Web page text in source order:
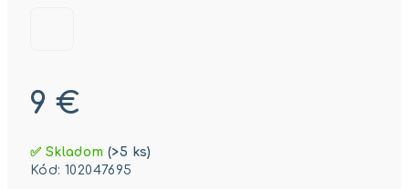
9 €
cena:
✅ Skladom(>5 ks)
Kód: 102047695